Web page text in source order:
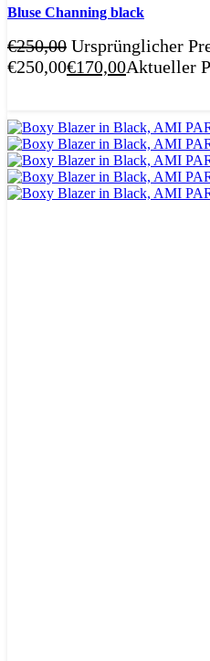
Bluse Channing black
€250,00 Ursprünglicher
€250,00€170,00Aktueller